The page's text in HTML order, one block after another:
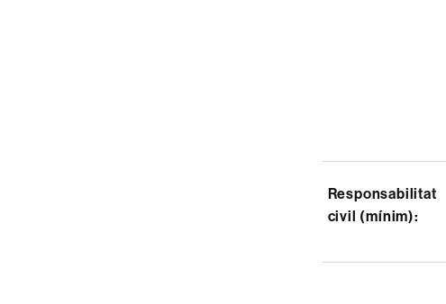
Responsabilitat
civil (mínim):